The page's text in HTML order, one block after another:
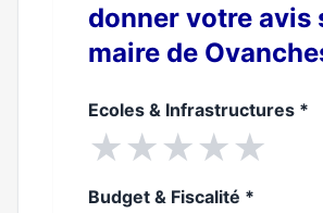
donner votre avis
maire de
Ecoles & Infrastructures *
★★★★★
Budget & Fiscalité *